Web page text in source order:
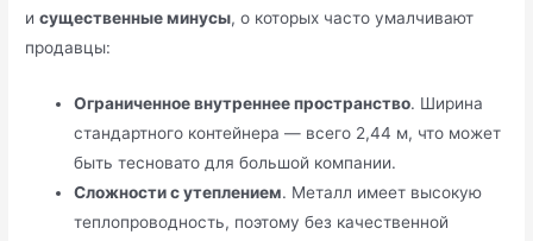
исущественные минусы, о которых часто умалчивают
продавцы:
Ограниченное внутреннее пространство. Ширина
стандартного контейнера — всего 2,44 м, что может
быть тесновато для большой компании.
Сложности с утеплением. Металл имеет высокую
теплопроводность, поэтому без качественной